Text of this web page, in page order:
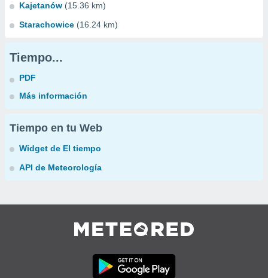
Kajetanów (15.36 km)
Starachowice (16.24 km)
Tiempo...
PDF
Más información
Tiempo en tu Web
Widget de El tiempo
API de Meteorología